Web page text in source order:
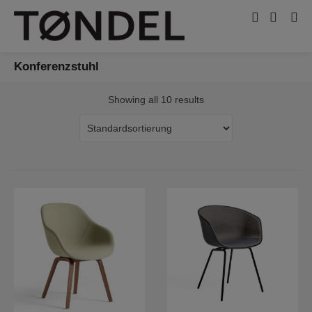
Konferenzstuhl
Showing all 10 results